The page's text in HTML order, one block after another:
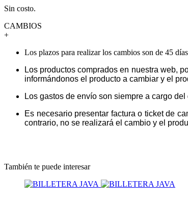
Sin costo.
CAMBIOS
+
Los plazos para realizar los cambios son de 45
Los productos comprados en nuestra web,
informándonos el producto a cambiar y el
Los gastos de envío son siempre a cargo del
Es necesario presentar factura o ticket de
contrario, no se realizará el cambio y el
También te puede interesar